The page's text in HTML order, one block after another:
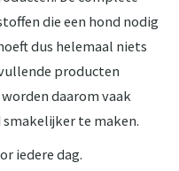
die een hond nodig
dus helemaal niets
producten
daarom vaak
te maken.
iedere dag.